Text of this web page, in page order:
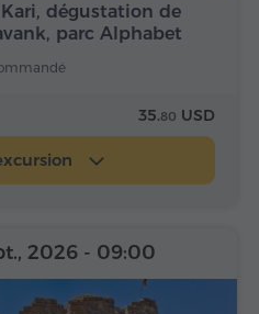
dégustation de
parc Alphabet
35.80 USD
2026 - 09:00